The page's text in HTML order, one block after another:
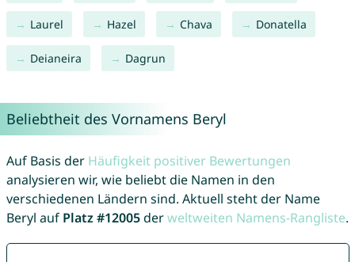
Laurel Hazel Chava Donatella
Deianeira Dagrun
Beliebtheit des Vornamens Beryl
Auf Basis der Häufigkeit positiver Bewertungen
analysieren wir, wie beliebt die Namen in den
verschiedenen Ländern sind. Aktuell steht der Name
Beryl auf Platz #12005derweltweiten Namens-Rangliste.